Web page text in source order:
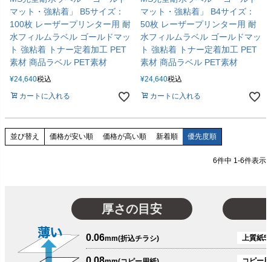
マット・強粘着」 B5サイズ：
100枚 レーザープリンター用 耐
水フィルムラベル ゴールドマッ
ト 強粘着 トナー定着加工 PET
素材 商品ラベル PET素材
¥24,640税込
カートに入れる
マット・強粘着」 B4サイズ：
50枚 レーザープリンター用 耐
水フィルムラベル ゴールドマッ
ト 強粘着 トナー定着加工 PET
素材 商品ラベル PET素材
¥24,640税込
カートに入れる
並び替え 価格が安い順 価格が高い順 新着順 優先度順
6件中 1 -6件表示
厚さの目安
0.06mm(折込チラシ) 上質紙